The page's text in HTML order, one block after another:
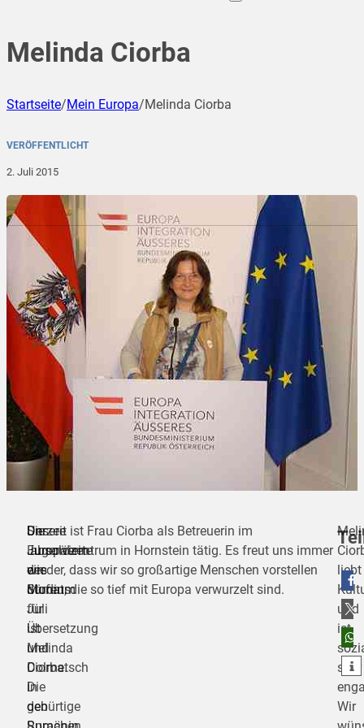
Melinda Ciorba
Startseite/Mein Europa/Melinda Ciorba
VERÖFFENTLICHT
2. Juli 2015
Unsere
Europäerin
des
Monats
Juli
ist
Melinda
Ciorba.
Die
gebürtige
Sie
absolvierte
ein
Studium
für
Übersetzung
und
Dolmetsch
in
den
Derzeit ist Frau Ciorba als Betreuerin im
Jugendzentrum in Hornstein tätig. Es freut uns immer
wieder, dass wir so großartige Menschen vorstellen
dürfen, die so tief mit Europa verwurzelt sind.
liebt
und
ist
sehr
Wir
teilen
teilen
teilen